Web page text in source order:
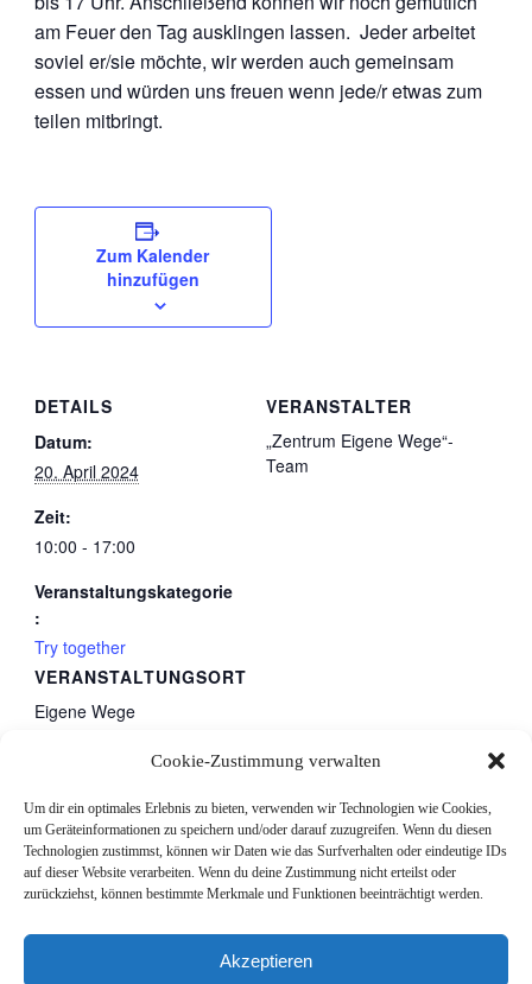
Cookie-Zustimmung verwalten
Um dir ein optimales Erlebnis zu bieten, verwenden wir Technologien wie Cookies,
um Geräteinformationen zu speichern und/oder darauf zuzugreifen. Wenn du diesen
Technologien zustimmst, können wir Daten wie das Surfverhalten oder eindeutige IDs
auf dieser Website verarbeiten. Wenn du deine Zustimmung nicht erteilst oder
zurückziehst, können bestimmte Merkmale und Funktionen beeinträchtigt werden.
Akzeptieren
am Feuer den Tag ausklingen lassen. Jeder arbeitet
soviel er/sie möchte, wir werden auch gemeinsam
essen und würden uns freuen wenn jede/r etwas zum
teilen mitbringt.
Zum Kalender
hinzufügen
DETAILS
Datum:
20. April 2024
Zeit:
10:00 - 17:00
Veranstaltungskategorie
:
Try together
VERANSTALTUNGSORT
Eigene Wege
Google Karte anzeigen
Telefon
015737826140
VERANSTALTER
„Zentrum Eigene Wege“-
Team
Schwestern
Schwestern